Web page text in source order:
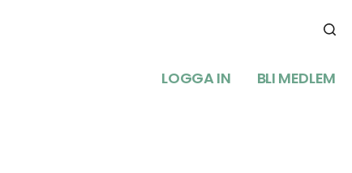
LOGGA IN BLI MEDLEM